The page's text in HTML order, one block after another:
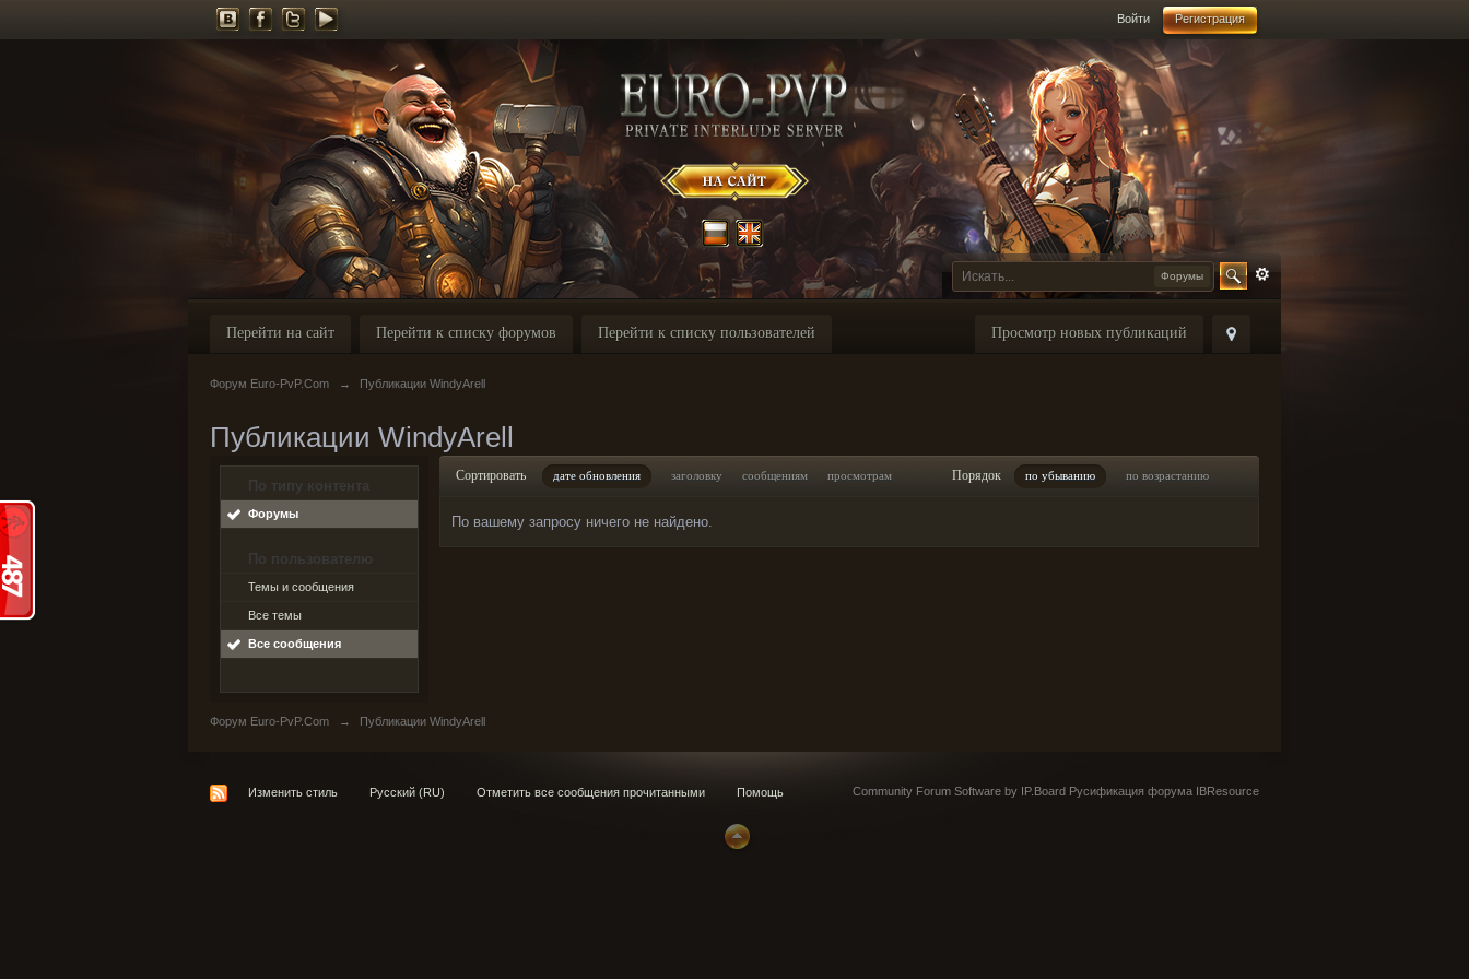
Войти Регистрация
Форумы
Просмотр новых публикаций
Перейти на сайт Перейти к списку форумов Перейти к списку пользователей
Форум Euro-PvP.Com → Публикации WindyArell
Публикации WindyArell
По типу контента
Форумы
По пользователю
Темы и сообщения
Все темы
Все сообщения
Сортировать дате обновления заголовку сообщениям просмотрам Порядок по убыванию по возрастанию
По вашему запросу ничего не найдено.
Форум Euro-PvP.Com → Публикации WindyArell
Изменить стиль Русский (RU) Отметить все сообщения прочитанными Помощь Community Forum Software by IP.Board Русификация форума IBResource